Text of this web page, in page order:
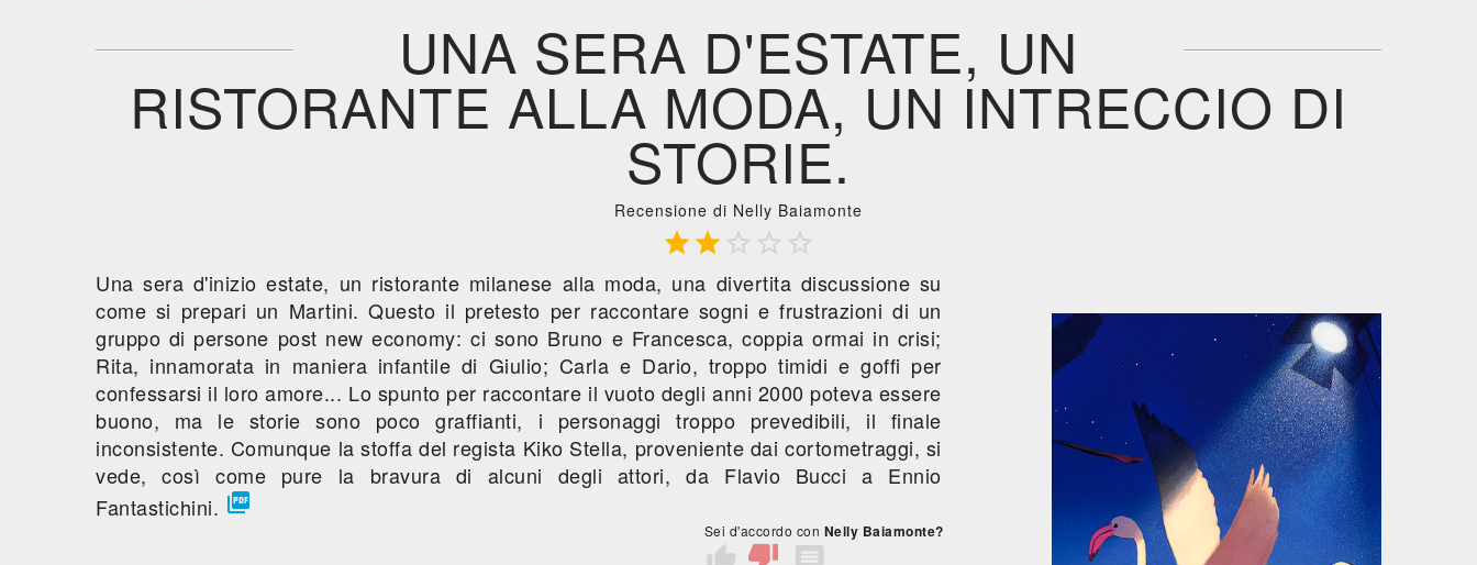
UNA SERA D'ESTATE, UN
RISTORANTE ALLA MODA, UN INTRECCIO DI
STORIE.
Recensione di Nelly Baiamonte
   
Una sera d'inizio estate, un ristorante milanese alla moda, una divertita discussione su
come si prepari un Martini. Questo il pretesto per raccontare sogni e frustrazioni di un
gruppo di persone post new economy: ci sono Bruno e Francesca, coppia ormai in crisi;
Rita, innamorata in maniera infantile di Giulio; Carla e Dario, troppo timidi e goffi per
confessarsi il loro amore... Lo spunto per raccontare il vuoto degli anni 2000 poteva essere
buono, ma le storie sono poco graffianti, i personaggi troppo prevedibili, il finale
inconsistente. Comunque la stoffa del regista Kiko Stella, proveniente dai cortometraggi, si
vede, così come pure la bravura di alcuni degli attori, da Flavio Bucci a Ennio
Fantastichini. 
Sei d'accordo con Nelly Baiamonte?